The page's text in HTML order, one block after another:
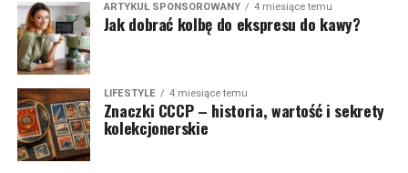
ARTYKUŁ SPONSOROWANY 4 miesiące temu
Jak dobrać kolbę do ekspresu do kawy?
LIFESTYLE 4 miesiące temu
Znaczki CCCP – historia, wartość i sekrety
kolekcjonerskie